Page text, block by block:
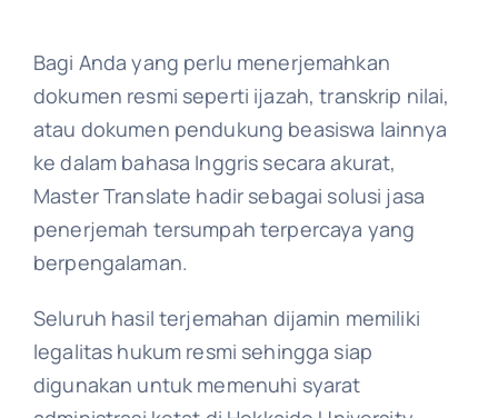
Bagi Anda yang perlu menerjemahkan
dokumen resmi seperti ijazah, transkrip nilai,
atau dokumen pendukung beasiswa lainnya
ke dalam bahasa Inggris secara akurat,
Master Translate hadir sebagai solusi jasa
penerjemah tersumpah terpercaya yang
berpengalaman.
Seluruh hasil terjemahan dijamin memiliki
legalitas hukum resmi sehingga siap
digunakan untuk memenuhi syarat